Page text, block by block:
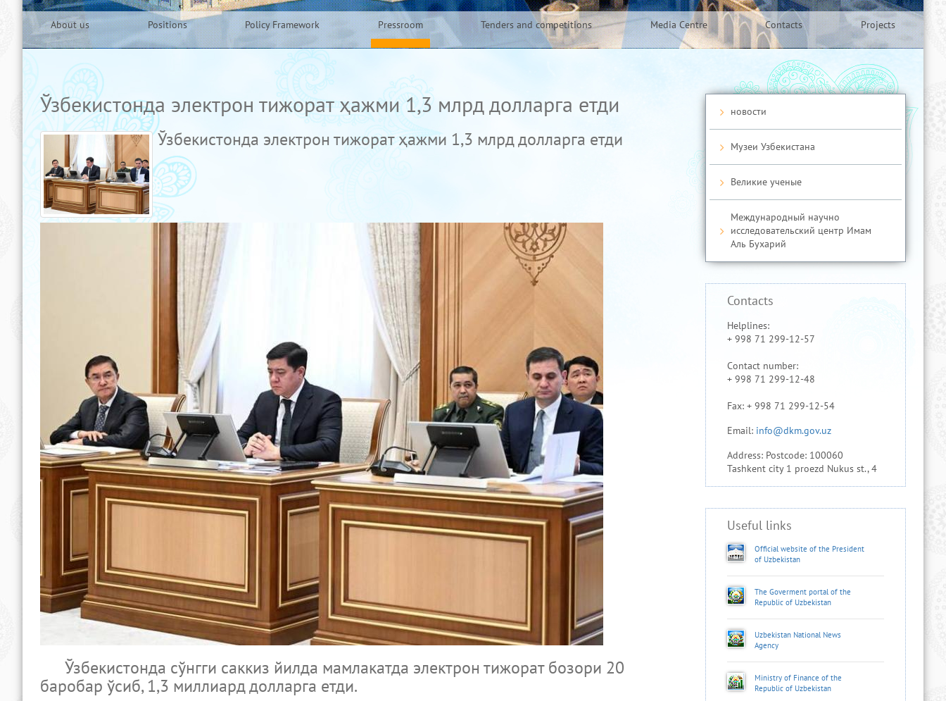
About us Positions Policy Framework Pressroom Tenders and competitions Media Centre Contacts Projects
Ўзбекистонда электрон тижорат ҳажми 1,3 млрд долларга етди
Ўзбекистонда электрон тижорат ҳажми 1,3 млрд долларга етди
Ўзбекистонда сўнгги саккиз йилда мамлакатда электрон тижорат бозори 20
баробар ўсиб, 1,3 миллиард долларга етди.
новости
Музеи Узбекистана
Великие ученые
Международный научно
исследовательский центр Имам
Аль Бухарий
Contacts
Helplines:
+ 998 71 299-12-57
Contact number:
+ 998 71 299-12-48
Fax: + 998 71 299-12-54
Email: info@dkm.gov.uz
Address: Postcode: 100060
Tashkent city 1 proezd Nukus st., 4
Useful links
Official website of the President
of Uzbekistan
The Goverment portal of the
Republic of Uzbekistan
Uzbekistan National News
Agency
Ministry of Finance of the
Republic of Uzbekistan